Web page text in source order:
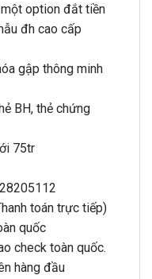
option đắt tiền
đh cao cấp
gập thông minh
BH, thẻ chứng
75tr
toán trực tiếp)
quốc
check toàn quốc.
hàng đầu